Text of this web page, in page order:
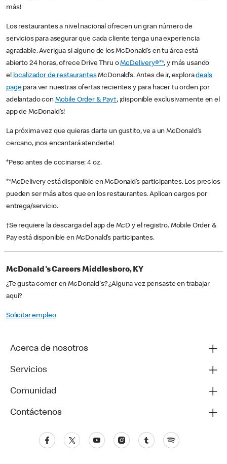
más!
Los restaurantes a nivel nacional ofrecen un gran número de
servicios para asegurar que cada cliente tenga una experiencia
agradable. Averigua si alguno de los McDonald’s en tu área está
abierto 24 horas, ofrece Drive Thru oMcDelivery®**, y más usando
el localizador de restaurantesMcDonald’s. Antes de ir, exploradeals
pagepara ver nuestras ofertas recientes y para hacer tu orden por
adelantado con Mobile Order & Pay†, ¡disponible exclusivamente en el
app de McDonald’s!
La próxima vez que quieras darte un gustito, ve a un McDonald’s
cercano, ¡nos encantará atenderte!
*Peso antes de cocinarse: 4 oz.
**McDelivery está disponible en McDonald’s participantes. Los precios
pueden ser más altos que en los restaurantes. Aplican cargos por
entrega/servicio.
†Se requiere la descarga del app de McD y el registro. Mobile Order &
Pay está disponible en McDonald’s participantes.
McDonald's Careers Middlesboro, KY
¿Te gusta comer en McDonald's? ¿Alguna vez pensaste en trabajar
aquí?
Solicitar empleo
Acerca de nosotros
Servicios
Comunidad
Contáctenos